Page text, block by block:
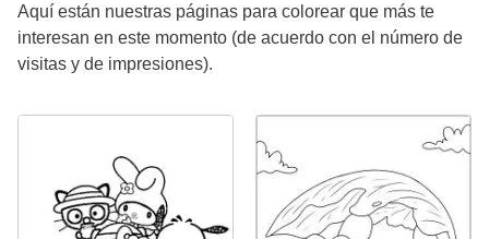
Aquí están nuestras páginas para colorear que más te
interesan en este momento (de acuerdo con el número de
visitas y de impresiones).